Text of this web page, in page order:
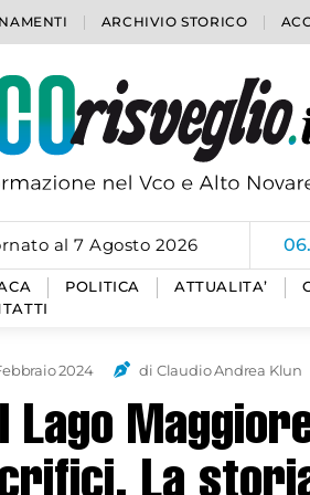
ARCHIVIO STORICO
al 7 Agosto 2026
POLITICA ATTUALITA’
2024 di Claudio Andrea Klun
Lago